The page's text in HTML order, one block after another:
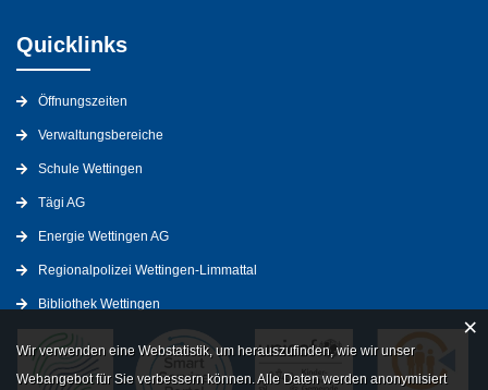
Quicklinks
Öffnungszeiten
Verwaltungsbereiche
Schule Wettingen
Tägi AG
Energie Wettingen AG
Regionalpolizei Wettingen-Limmattal
Bibliothek Wettingen
Wir verwenden eine Webstatistik, um herauszufinden, wie wir unser
Webangebot für Sie verbessern können. Alle Daten werden anonymisiert
×